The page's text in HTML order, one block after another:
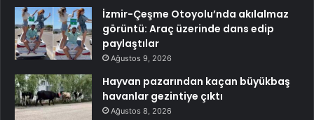
İzmir-Çeşme Otoyolu’nda akılalmaz
görüntü: Araç üzerinde dans edip
paylaştılar
Ağustos 9, 2026
Hayvan pazarından kaçan büyükbaş
havanlar gezintiye çıktı
Ağustos 8, 2026